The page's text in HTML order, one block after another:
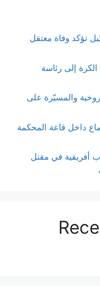
تؤكد وفاة معتقل
إلى رئاسة
والمسيّرة على
داخل قاعة المحكمة
أفريقية في مقتل